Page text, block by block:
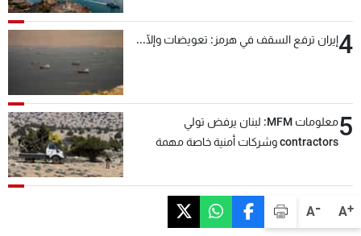
A+
A-
4إيران ترفع السقف في هرمز: تعويضات وإلّا...
5
معلومات MFM: لبنان يرفض تولي
contractors وشركات أمنية خاصة مهمة